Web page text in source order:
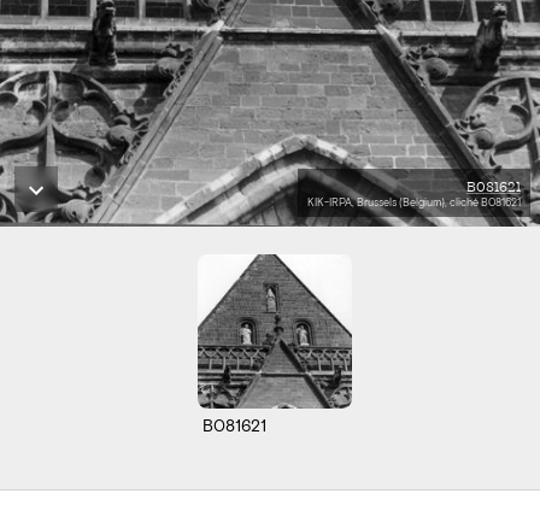
B081621
KIK-IRPA, Brussels (Belgium), cliché B081621
B081621